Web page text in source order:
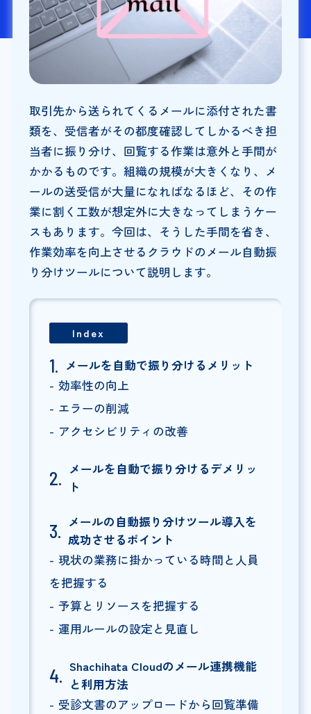
取引先から送られてくるメールに添付された書
類を、受信者がその都度確認してしかるべき担
当者に振り分け、回覧する作業は意外と手間が
かかるものです。組織の規模が大きくなり、メ
ールの送受信が大量になればなるほど、その作
業に割く工数が想定外に大きなってしまうケー
スもあります。今回は、そうした手間を省き、
作業効率を向上させるクラウドのメール自動振
り分けツールについて説明します。
Index
メールを自動で振り分けるメリット
効率性の向上
エラーの削減
アクセシビリティの改善
メールを自動で振り分けるデメリッ
ト
メールの自動振り分けツール導入を
成功させるポイント
現状の業務に掛かっている時間と人員
を把握する
予算とリソースを把握する
運用ルールの設定と見直し
Shachihata Cloudのメール連携機能
と利用方法
受診文書のアップロードから回覧準備